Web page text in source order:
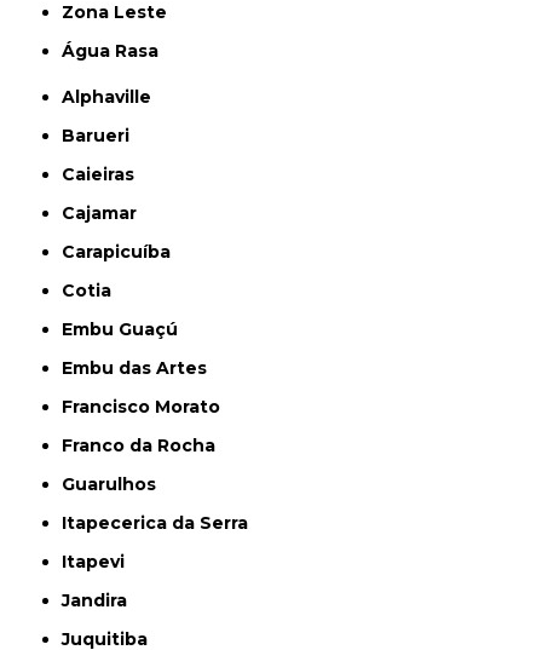
Zona Leste
Água Rasa
Alphaville
Barueri
Caieiras
Cajamar
Carapicuíba
Cotia
Embu Guaçú
Embu das Artes
Francisco Morato
Franco da Rocha
Guarulhos
Itapecerica da Serra
Itapevi
Jandira
Juquitiba